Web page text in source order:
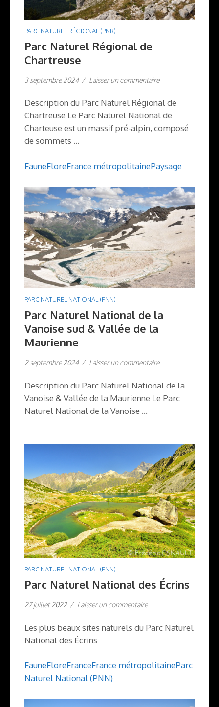
PARC NATUREL RÉGIONAL (PNR)
Parc Naturel Régional de
Chartreuse
3 septembre 2024 / Laisser un commentaire
Description du Parc Naturel Régional de
Chartreuse Le Parc Naturel National de
Charteuse est un massif pré-alpin, composé
de sommets …
FauneFloreFrance métropolitainePaysage
PARC NATUREL NATIONAL (PNN)
Parc Naturel National de la
Vanoise sud & Vallée de la
Maurienne
2 septembre 2024 / Laisser un commentaire
Description du Parc Naturel National de la
Vanoise & Vallée de la Maurienne Le Parc
Naturel National de la Vanoise …
PARC NATUREL NATIONAL (PNN)
Parc Naturel National des Écrins
27 juillet 2022 / Laisser un commentaire
Les plus beaux sites naturels du Parc Naturel
National des Écrins
FauneFloreFranceFrance métropolitaineParc
Naturel National (PNN)